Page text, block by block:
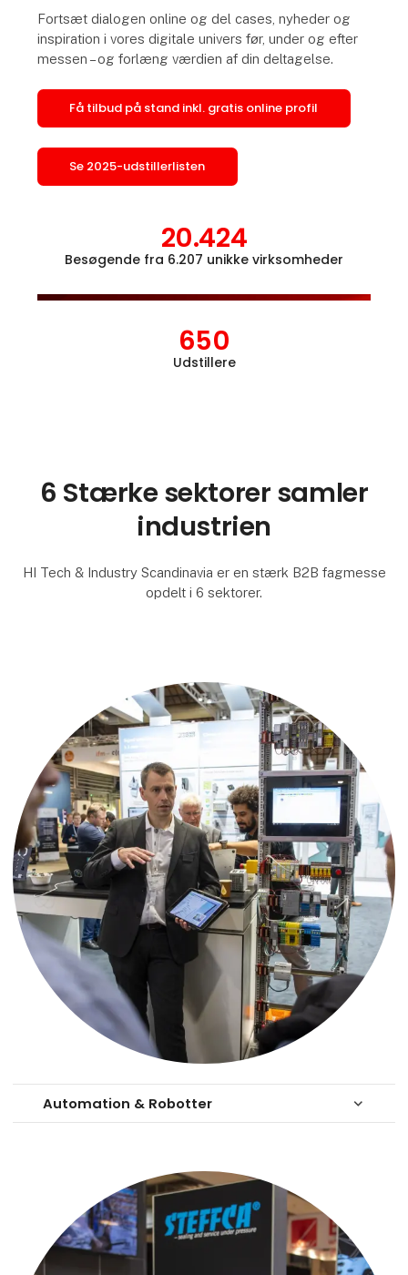
Fortsæt dialogen online og del cases, nyheder og
inspiration i vores digitale univers før, under og efter
messen – og forlæng værdien af din deltagelse.
Få tilbud på stand inkl. gratis online profil
Se 2025-udstillerlisten
20.424
Besøgende fra 6.207 unikke virksomheder
650
Udstillere
6 Stærke sektorer samler
industrien
HI Tech & Industry Scandinavia er en stærk B2B fagmesse
opdelt i 6 sektorer.
Automation & Robotter keyboard_arrow_down